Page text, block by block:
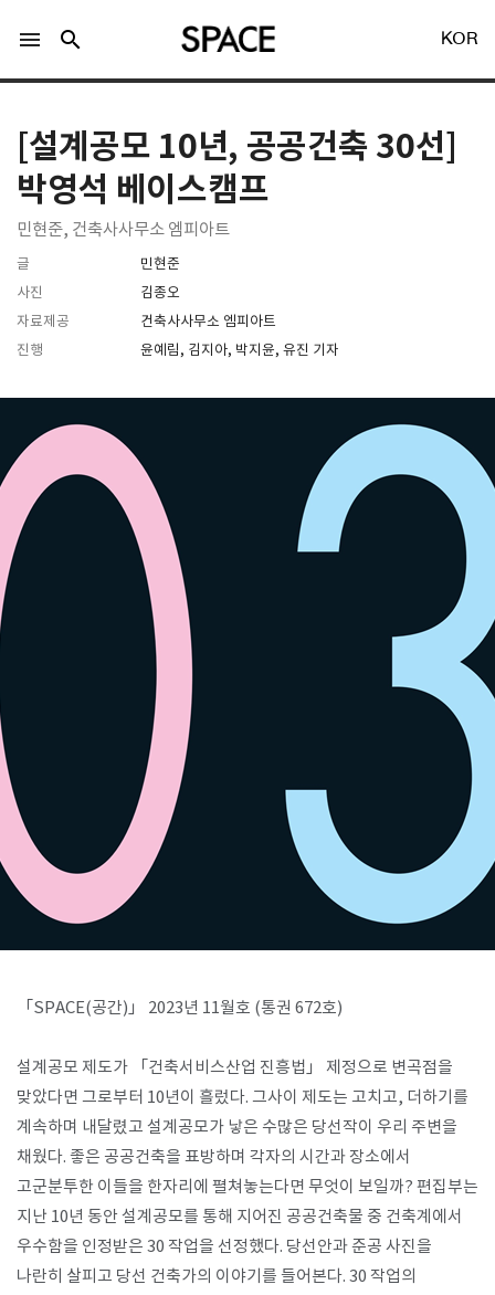
Facebook 로그인
menu search KOR
[설계공모 10년, 공공건축 30선]
박영석 베이스캠프
민현준, 건축사사무소 엠피아트
글
민현준
사진
김종오
자료제공
건축사사무소 엠피아트
진행
윤예림, 김지아, 박지윤, 유진 기자
「SPACE(공간)」 2023년 11월호 (통권 672호)
​설계공모 제도가 「건축서비스산업 진흥법」 제정으로 변곡점을
맞았다면 그로부터 10년이 흘렀다. 그사이 제도는 고치고, 더하기를
계속하며 내달렸고 설계공모가 낳은 수많은 당선작이 우리 주변을
채웠다. 좋은 공공건축을 표방하며 각자의 시간과 장소에서
고군분투한 이들을 한자리에 펼쳐놓는다면 무엇이 보일까? 편집부는
지난 10년 동안 설계공모를 통해 지어진 공공건축물 중 건축계에서
우수함을 인정받은 30 작업을 선정했다. 당선안과 준공 사진을
나란히 살피고 당선 건축가의 이야기를 들어본다. 30 작업의